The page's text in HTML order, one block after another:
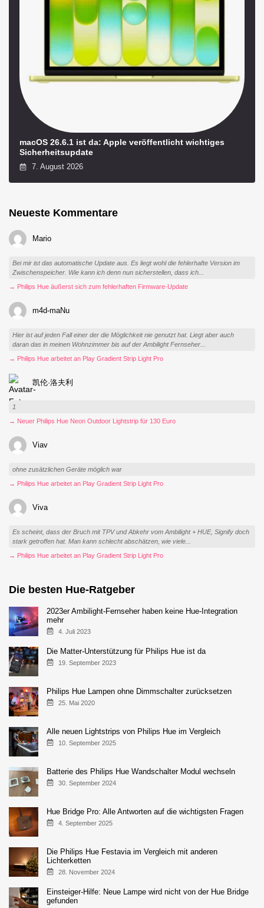
macOS 26.6.1 ist da: Apple veröffentlicht wichtiges
Sicherheitsupdate
7. August 2026
Neueste Kommentare
Mario
Bei mir ist das automatische Update aus. Es liegt wohl die fehlerhafte Version im
Zwischenspeicher. Wie kann ich denn nun sicherstellen, dass ich...
→ Philips Hue äußerst sich zum fehlerhaften Firmware-Update
m4d-maNu
Hier ist auf jeden Fall einer der die Möglichkeit nie genutzt hat. Liegt aber auch
daran das in meinen Wohnzimmer bis auf der Ambilight Fernseher...
→ Philips Hue arbeitet an Play Gradient Strip Light Pro
凯伦·洛夫利
1
→ Neuer Philips Hue Neon Outdoor Lightstrip für 130 Euro
Viav
ohne zusätzlichen Geräte möglich war
→ Philips Hue arbeitet an Play Gradient Strip Light Pro
Viva
Es scheint, dass der Bruch mit TPV und Abkehr vom Ambilight + HUE, Signify doch
stark getroffen hat. Man kann schlecht abschätzen, wie viele...
→ Philips Hue arbeitet an Play Gradient Strip Light Pro
Die besten Hue-Ratgeber
2023er Ambilight-Fernseher haben keine Hue-Integration
mehr
4. Juli 2023
Die Matter-Unterstützung für Philips Hue ist da
19. September 2023
Philips Hue Lampen ohne Dimmschalter zurücksetzen
25. Mai 2020
Alle neuen Lightstrips von Philips Hue im Vergleich
10. September 2025
Batterie des Philips Hue Wandschalter Modul wechseln
30. September 2024
Hue Bridge Pro: Alle Antworten auf die wichtigsten Fragen
4. September 2025
Die Philips Hue Festavia im Vergleich mit anderen
Lichterketten
28. November 2024
Einsteiger-Hilfe: Neue Lampe wird nicht von der Hue Bridge
gefunden